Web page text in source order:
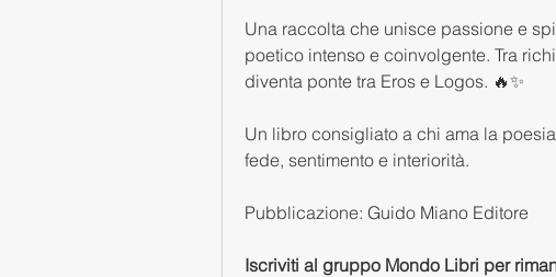
Una raccolta che unisce passione e
poetico intenso e coinvolgente. Tra
diventa ponte tra Eros e Logos. 🔥✨
Un libro consigliato a chi ama la
fede, sentimento e interiorità.
Pubblicazione: Guido Miano Editore
Iscriviti al gruppo Mondo Libri per